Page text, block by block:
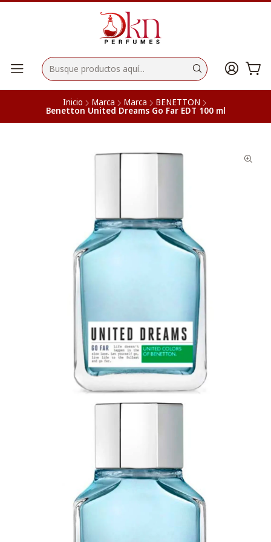
Inicio Marca Marca BENETTON
Benetton United Dreams Go Far EDT 100 ml